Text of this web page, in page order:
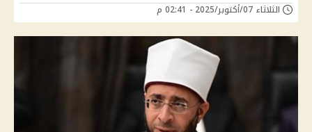
الثلاثاء 07/أكتوبر/2025 - 02:41 م